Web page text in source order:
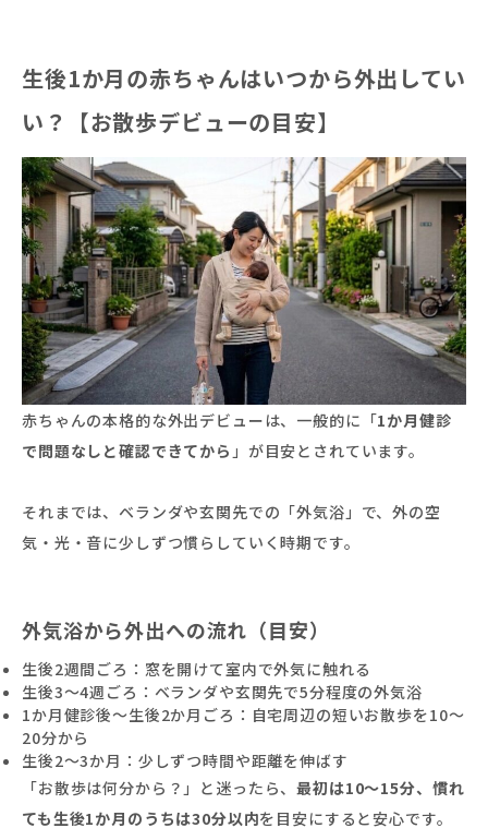
生後1か月の赤ちゃんはいつから外出してい
い？【お散歩デビューの目安】
赤ちゃんの本格的な外出デビューは、一般的に「1か月健診
で問題なしと確認できてから 」が目安とされています。
それまでは、ベランダや玄関先での「外気浴」で、外の空
気・光・音に少しずつ慣らしていく時期です。
外気浴から外出への流れ（目安）
生後2週間ごろ：窓を開けて室内で外気に触れる
生後3〜4週ごろ：ベランダや玄関先で5分程度の外気浴
1か月健診後〜生後2か月ごろ：自宅周辺の短いお散歩を10〜
20分から
生後2〜3か月：少しずつ時間や距離を伸ばす
「お散歩は何分から？」と迷ったら、最初は10〜15分、慣れ
ても生後1か月のうちは30分以内を目安にすると安心です。